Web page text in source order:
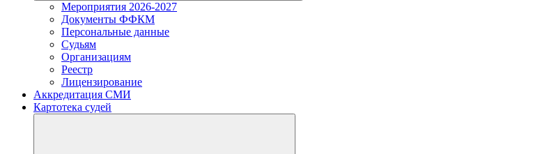
Мероприятия 2026-2027
Документы ФФКМ
Персональные данные
Судьям
Организациям
Реестр
Лицензирование
Аккредитация СМИ
Картотека судей